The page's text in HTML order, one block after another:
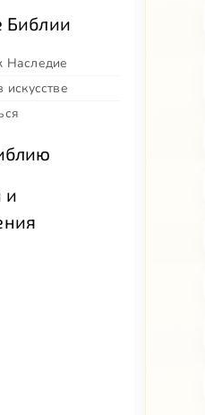
Библии
Наследие
искусстве
и